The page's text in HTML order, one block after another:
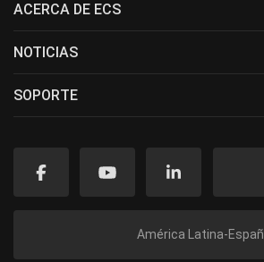
ACERCA DE ECS
NOTICIAS
SOPORTE
América Latina-Españ